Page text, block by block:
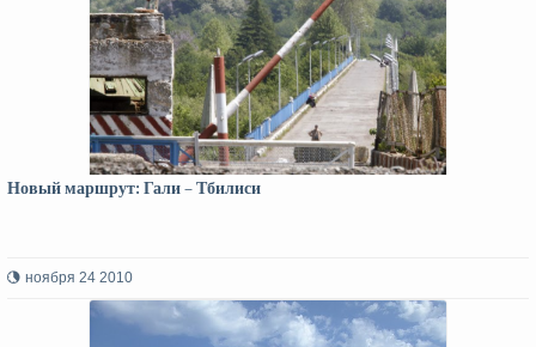
Новый маршрут: Гали – Тбилиси
ноября 24 2010